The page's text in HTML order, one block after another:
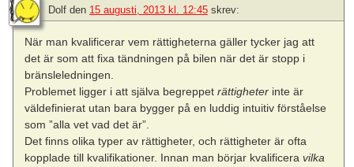
Dolf den 15 augusti, 2013 kl. 12:45 skrev:
När man kvalificerar vem rättigheterna gäller tycker jag att
det är som att fixa tändningen på bilen när det är stopp i
bränsleledningen.
Problemet ligger i att själva begreppeträttigheter inte är
väldefinierat utan bara bygger på en luddig intuitiv förståelse
som ”alla vet vad det är”.
Det finns olika typer av rättigheter, och rättigheter är ofta
kopplade till kvalifikationer. Innan man börjar kvalificeravilka